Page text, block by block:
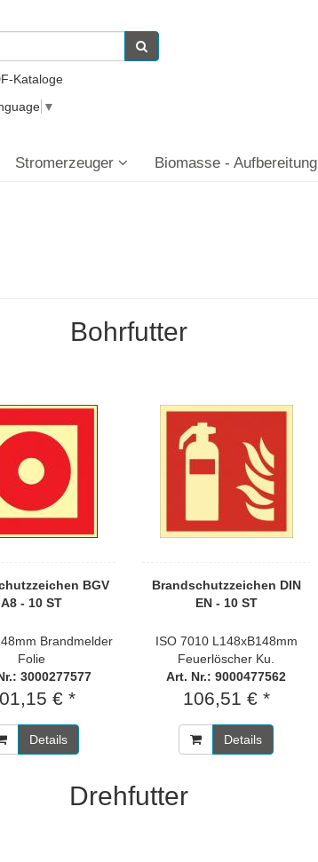
Kataloge
▼
Stromerzeuger Biomasse - Aufbereitung
Bohrfutter
BGV
A8 - 10 ST
Brandmelder
Folie
3000277577
€ *
Details
Brandschutzzeichen DIN
EN - 10 ST
ISO 7010 L148xB148mm
Feuerlöscher Ku.
Art. Nr.: 9000477562
106,51 € *
Details
Drehfutter